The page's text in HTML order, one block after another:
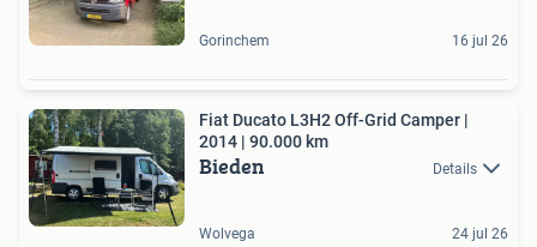
Gorinchem 16 jul 26
Fiat Ducato L3H2 Off-Grid Camper |
2014 | 90.000 km
Bieden Details
Wolvega 24 jul 26